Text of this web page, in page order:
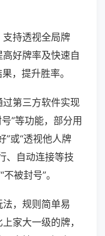
持透视全局牌
好牌率及快速自
，提升胜率。
第三方软件实现
”等功能，部分用
”或“透视他人牌
、自动连接等技
被封号”。
，规则简单易
家大一级的牌，